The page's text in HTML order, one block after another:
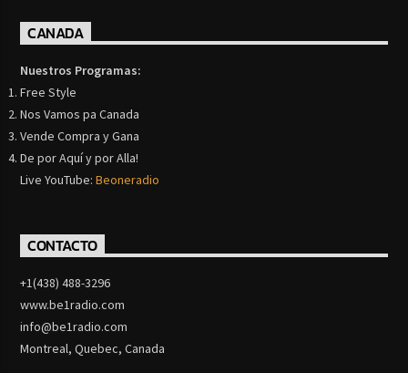
CANADA
Nuestros Programas:
Free Style
Nos Vamos pa Canada
Vende Compra y Gana
De por Aquí y por Alla!
Live YouTube:Beoneradio
CONTACTO
+1(438) 488-3296
www.be1radio.com
info@be1radio.com
Montreal, Quebec, Canada